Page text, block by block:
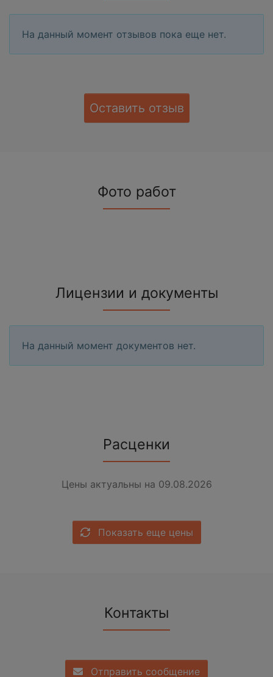
На данный момент отзывов пока еще нет.
Оставить отзыв
Фото работ
Лицензии и документы
На данный момент документов нет.
Расценки
Цены актуальны на 09.08.2026
Показать еще цены
Контакты
Отправить сообщение